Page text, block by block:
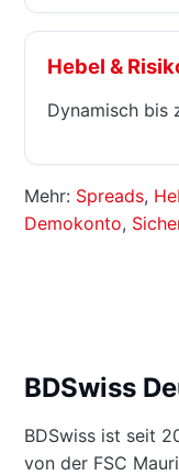
Hebel &
Dynamisch bis
Mehr: Spreads,
Demokonto,
BDSwiss
BDSwiss ist seit
von der FSC